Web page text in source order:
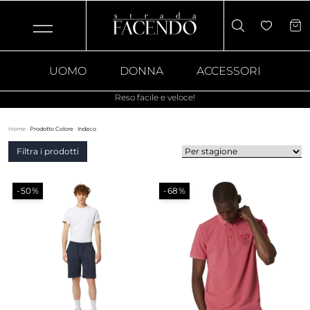
UOMO DONNA ACCESSORI
Reso facile e veloce!
Home · Prodotto Colore · Indaco
Filtra i prodotti
-50% -68%